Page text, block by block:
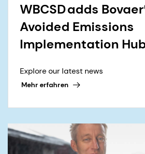
WBCSD adds
Avoided Emissions
Implementation
Explore our latest news
Mehr erfahren